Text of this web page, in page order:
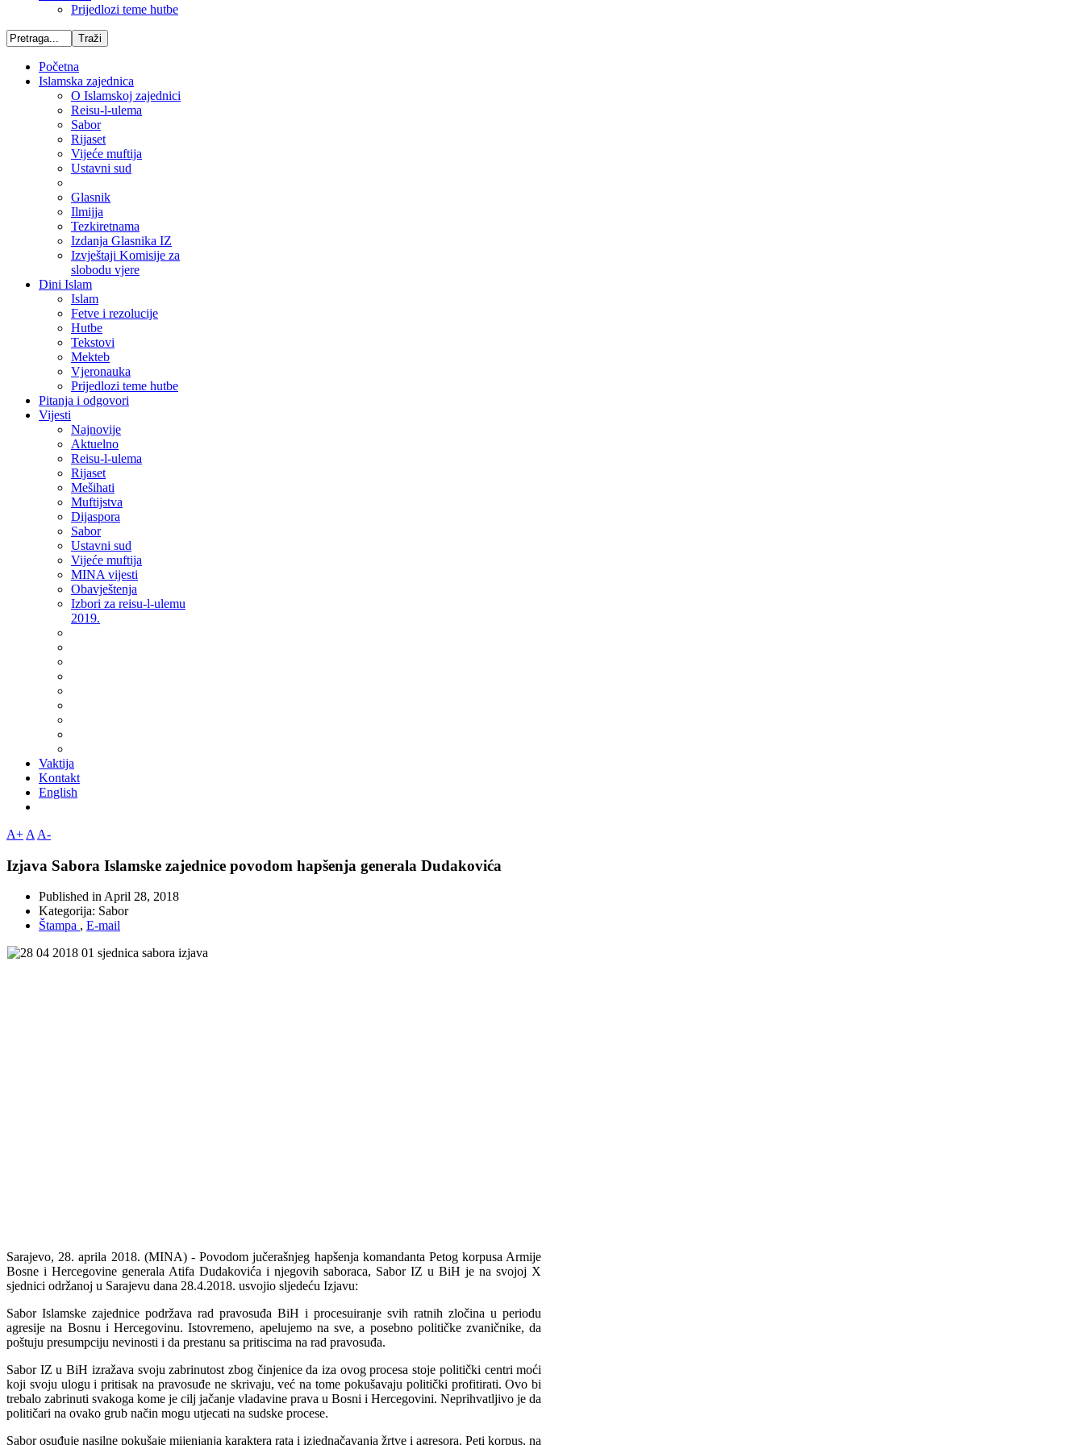
Prijedlozi teme hutbe
Početna
Islamska zajednica
O Islamskoj zajednici
Reisu-l-ulema
Sabor
Rijaset
Vijeće muftija
Ustavni sud
Glasnik
Ilmijja
Tezkiretnama
Izdanja Glasnika IZ
Izvještaji Komisije za
slobodu vjere
Dini Islam
Islam
Fetve i rezolucije
Hutbe
Tekstovi
Mekteb
Vjeronauka
Prijedlozi teme hutbe
Pitanja i odgovori
Vijesti
Najnovije
Aktuelno
Reisu-l-ulema
Rijaset
Mešihati
Muftijstva
Dijaspora
Sabor
Ustavni sud
Vijeće muftija
MINA vijesti
Obavještenja
Izbori za reisu-l-ulemu
2019.
Vaktija
Kontakt
English
A+ A A-
Izjava Sabora Islamske zajednice povodom hapšenja generala Dudakovića
Published in April 28, 2018
Kategorija: Sabor
Štampa , E-mail
Sarajevo, 28. aprila 2018. (MINA) - Povodom jučerašnjeg hapšenja komandanta Petog korpusa Armije
Bosne i Hercegovine generala Atifa Dudakovića i njegovih saboraca, Sabor IZ u BiH je na svojoj X
sjednici održanoj u Sarajevu dana 28.4.2018. usvojio sljedeću Izjavu:
Sabor Islamske zajednice podržava rad pravosuđa BiH i procesuiranje svih ratnih zločina u periodu
agresije na Bosnu i Hercegovinu. Istovremeno, apelujemo na sve, a posebno političke zvaničnike, da
poštuju presumpciju nevinosti i da prestanu sa pritiscima na rad pravosuđa.
Sabor IZ u BiH izražava svoju zabrinutost zbog činjenice da iza ovog procesa stoje politički centri moći
koji svoju ulogu i pritisak na pravosuđe ne skrivaju, već na tome pokušavaju politički profitirati. Ovo bi
trebalo zabrinuti svakoga kome je cilj jačanje vladavine prava u Bosni i Hercegovini. Neprihvatljivo je da
političari na ovako grub način mogu utjecati na sudske procese.
Sabor osuđuje nasilne pokušaje mijenjanja karaktera rata i izjednačavanja žrtve i agresora. Peti korpus, na